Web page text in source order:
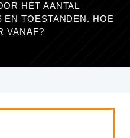
HET AANTAL
TOESTANDEN. HOE
VANAF?